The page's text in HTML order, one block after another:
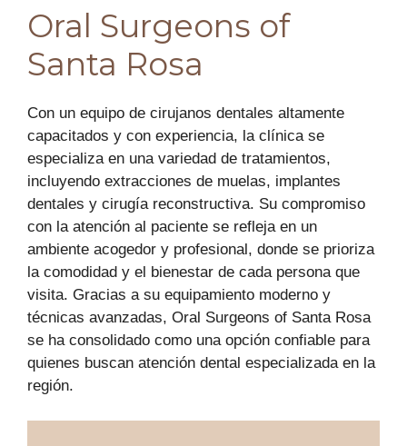
Oral Surgeons of
Santa Rosa
Con un equipo de cirujanos dentales altamente
capacitados y con experiencia, la clínica se
especializa en una variedad de tratamientos,
incluyendo extracciones de muelas, implantes
dentales y cirugía reconstructiva. Su compromiso
con la atención al paciente se refleja en un
ambiente acogedor y profesional, donde se prioriza
la comodidad y el bienestar de cada persona que
visita. Gracias a su equipamiento moderno y
técnicas avanzadas, Oral Surgeons of Santa Rosa
se ha consolidado como una opción confiable para
quienes buscan atención dental especializada en la
región.